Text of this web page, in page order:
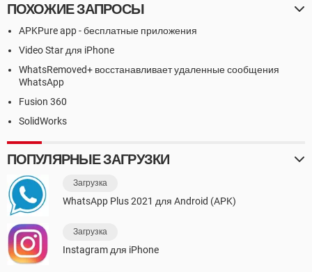
ПОХОЖИЕ ЗАПРОСЫ
APKPure app - бесплатные приложения
Video Star для iPhone
WhatsRemoved+ восстанавливает удаленные сообщения
WhatsApp
Fusion 360
SolidWorks
ПОПУЛЯРНЫЕ ЗАГРУЗКИ
Загрузка
WhatsApp Plus 2021 для Android (APK)
Загрузка
Instagram для iPhone